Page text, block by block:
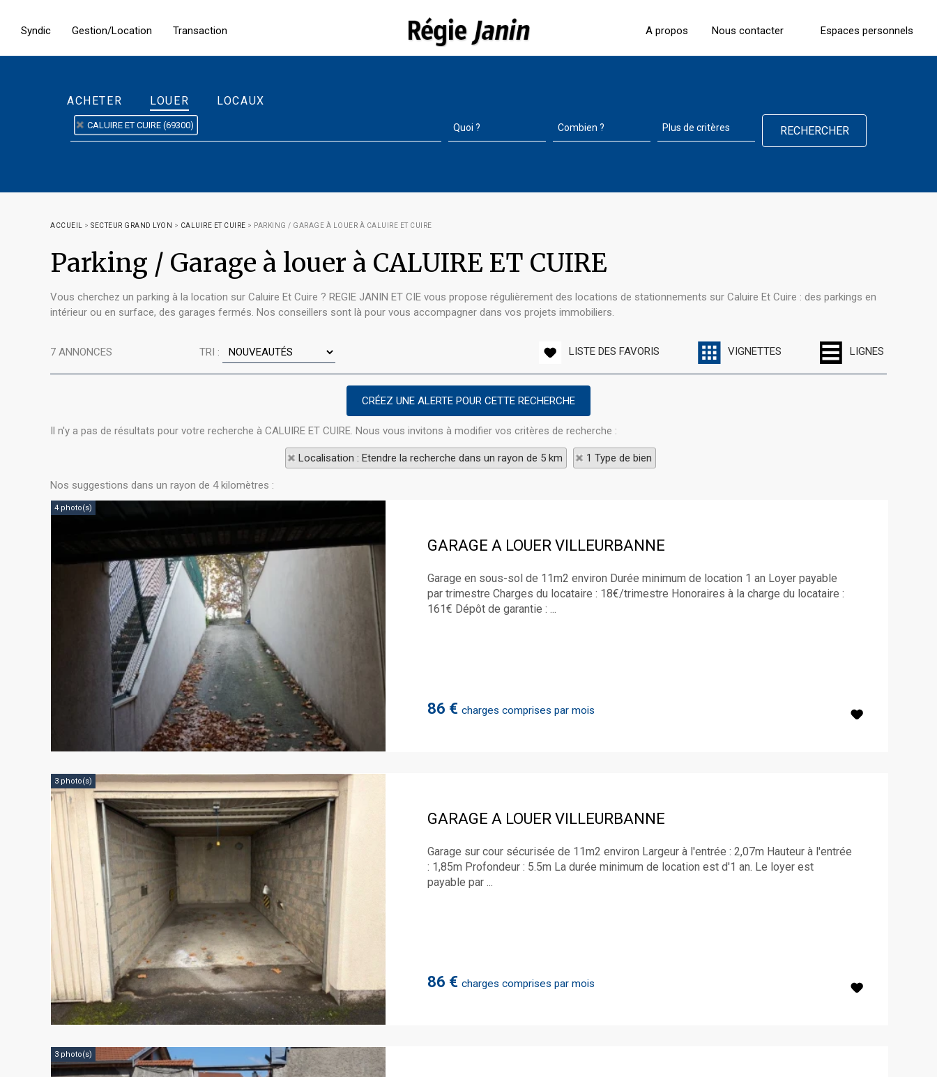
A propos Nous contacter Espaces personnels
Syndic Gestion/Location Transaction
ACHETER LOUER LOCAUX
CALUIRE ET CUIRE (69300)
ACCUEIL > SECTEUR GRAND LYON > CALUIRE ET CUIRE > PARKING / GARAGE À LOUER À CALUIRE ET CUIRE
Parking / Garage à louer à CALUIRE ET CUIRE
Vous cherchez un parking à la location sur Caluire Et Cuire ? REGIE JANIN ET CIE vous propose régulièrement des locations de stationnements sur Caluire Et Cuire : des parkings en
intérieur ou en surface, des garages fermés. Nos conseillers sont là pour vous accompagner dans vos projets immobiliers.
7 ANNONCES TRI : LISTE DES FAVORIS VIGNETTES LIGNES
Il n'y a pas de résultats pour votre recherche à CALUIRE ET CUIRE. Nous vous invitons à modifier vos critères de recherche :
Localisation : Etendre la recherche dans un rayon de 5 km 1 Type de bien
Nos suggestions dans un rayon de 4 kilomètres :
4 photo(s)
GARAGE A LOUER VILLEURBANNE
86 € charges comprises par mois
Garage en sous-sol de 11m2 environ Durée minimum de location 1 an Loyer payable
par trimestre Charges du locataire : 18€/trimestre Honoraires à la charge du locataire :
161€ Dépôt de garantie : ...
3 photo(s)
GARAGE A LOUER VILLEURBANNE
86 € charges comprises par mois
Garage sur cour sécurisée de 11m2 environ Largeur à l'entrée : 2,07m Hauteur à l'entrée
: 1,85m Profondeur : 5.5m La durée minimum de location est d'1 an. Le loyer est
payable par ...
3 photo(s)